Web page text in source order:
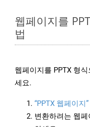
웹페이지를
법
웹페이지를 PPTX 형
세요.
“PPTX 웹페이지”
변환하려는 웹